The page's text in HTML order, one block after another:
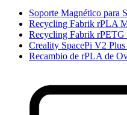
Soporte Magnético para
Recycling Fabrik rPLA
Recycling Fabrik
Creality SpacePi V2
Recambio de rPLA de